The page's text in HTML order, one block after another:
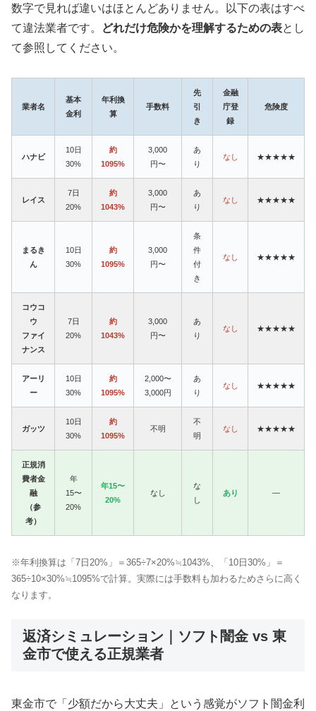
数字で見れば違いはほとんどありません。以下の表はすべ
て違法業者です。
どれだけ危険かを理解するための表とし
て参照してください。
業者名
基本
金利
年利換
算
手数料
先
引
き
金融
庁登
録
危険度
ハナビ
10日
30%
約
1095%
3,000
円〜
あ
り
なし ★★★★★
レイス
7日
20%
約
1043%
3,000
円〜
あ
り
なし ★★★★★
まるき
ん
10日
30%
約
1095%
3,000
円〜
条
件
付
き
なし ★★★★★
コウコ
ウ
ファイ
ナンス
7日
20%
約
1043%
3,000
円〜
あ
り
なし ★★★★★
アーリ
ー
10日
30%
約
1095%
2,000〜
3,000円
あ
り
なし ★★★★★
ガッツ
10日
30%
約
1095%
不明
不
明
なし ★★★★★
正規消
費者金
融
（参
考）
年
15〜
20%
年15〜
20%
なし
な
し
あり —
※年利換算は「7日20%」＝365÷7×20%≒1043%、「10日30%」＝
365÷10×30%≒1095%で計算。実際には手数料も加わるためさらに高く
なります。
返済シミュレーション｜ソフト闇金 vs 東
金市で使える正規業者
東金市で「少額だから大丈夫」という感覚がソフト闇金利